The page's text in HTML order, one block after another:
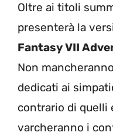
Oltre ai titoli
presenterà la
Fantasy VII
Non
dedicati ai
contrario di quelli
varcheranno i